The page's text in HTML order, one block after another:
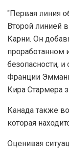
"Первая линия
Второй линией
Карни. Он
проработанном
безопасности,
Франции
Кира Стармера
Канада также
которая
Оценивая